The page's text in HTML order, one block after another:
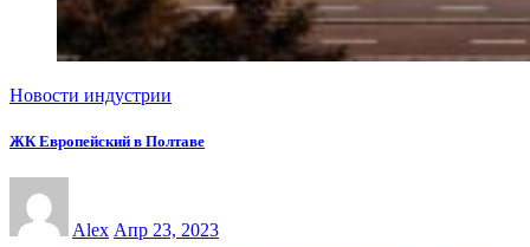
Новости индустрии
ЖК Европейский в Полтаве
Alex Апр 23, 2023